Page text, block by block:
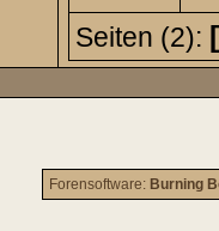
Seiten (2):
Forensoftware: Burning